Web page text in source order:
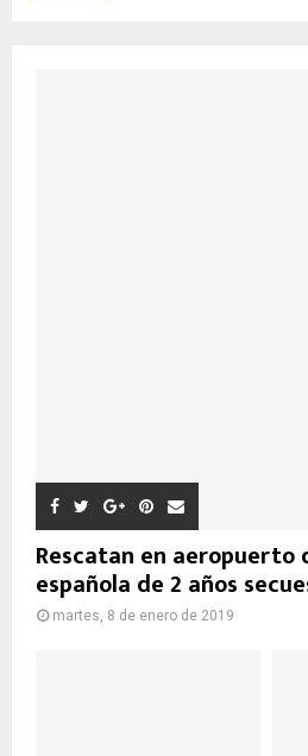
Rescatan en aeropuerto
española de 2 años
martes, 8 de enero de 2019